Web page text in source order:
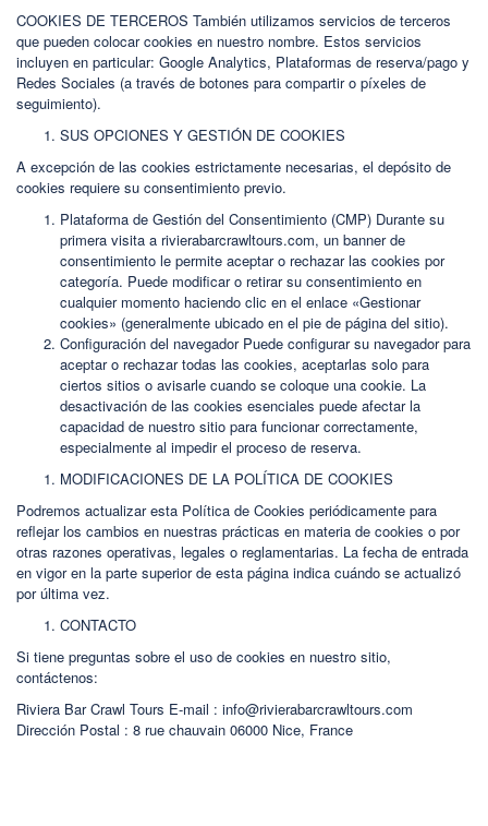
COOKIES DE TERCEROS También utilizamos servicios de terceros
que pueden colocar cookies en nuestro nombre. Estos servicios
incluyen en particular: Google Analytics, Plataformas de reserva/pago y
Redes Sociales (a través de botones para compartir o píxeles de
seguimiento).
SUS OPCIONES Y GESTIÓN DE COOKIES
A excepción de las cookies estrictamente necesarias, el depósito de
cookies requiere su consentimiento previo.
Plataforma de Gestión del Consentimiento (CMP) Durante su
primera visita a rivierabarcrawltours.com, un banner de
consentimiento le permite aceptar o rechazar las cookies por
categoría. Puede modificar o retirar su consentimiento en
cualquier momento haciendo clic en el enlace «Gestionar
cookies» (generalmente ubicado en el pie de página del sitio).
Configuración del navegador Puede configurar su navegador para
aceptar o rechazar todas las cookies, aceptarlas solo para
ciertos sitios o avisarle cuando se coloque una cookie. La
desactivación de las cookies esenciales puede afectar la
capacidad de nuestro sitio para funcionar correctamente,
especialmente al impedir el proceso de reserva.
MODIFICACIONES DE LA POLÍTICA DE COOKIES
Podremos actualizar esta Política de Cookies periódicamente para
reflejar los cambios en nuestras prácticas en materia de cookies o por
otras razones operativas, legales o reglamentarias. La fecha de entrada
en vigor en la parte superior de esta página indica cuándo se actualizó
por última vez.
CONTACTO
Si tiene preguntas sobre el uso de cookies en nuestro sitio,
contáctenos:
Riviera Bar Crawl Tours E-mail : info@rivierabarcrawltours.com
Dirección Postal : 8 rue chauvain 06000 Nice, France